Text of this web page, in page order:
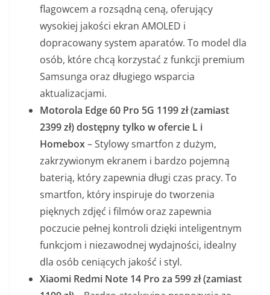
flagowcem a rozsądną ceną, oferujący
wysokiej jakości ekran AMOLED i
dopracowany system aparatów. To model dla
osób, które chcą korzystać z funkcji premium
Samsunga oraz długiego wsparcia
aktualizacjami.
Motorola Edge 60 Pro 5G 1199 zł (zamiast
2399 zł)dostępny tylko w ofercie L i
Homebox– Stylowy smartfon z dużym,
zakrzywionym ekranem i bardzo pojemną
baterią, który zapewnia długi czas pracy. To
smartfon, który inspiruje do tworzenia
pięknych zdjęć i filmów oraz zapewnia
poczucie pełnej kontroli dzięki inteligentnym
funkcjom i niezawodnej wydajności, idealny
dla osób ceniących jakość i styl.
Xiaomi Redmi Note 14 Pro za 599 zł (zamiast